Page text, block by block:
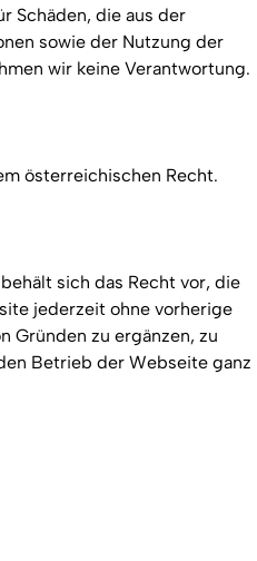
Schäden, die aus der
sowie der Nutzung der
wir keine Verantwortung.
österreichischen Recht.
sich das Recht vor, die
jederzeit ohne vorherige
Gründen zu ergänzen, zu
Betrieb der Webseite ganz